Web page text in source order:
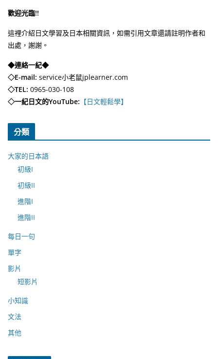
歡迎光臨!!
這裡介紹日文學習及日本相關資訊，如需引用文章還請註明作者和
出處，謝謝。
◆連絡一紀◆
◇E-mail: service小老鼠jplearner.com
◇TEL: 0965-030-108
◇一紀日文的YouTube: 【日文輕鬆學】
分類
大家的日本語
初級I
初級II
進階I
進階II
每日一句
單字
影片
短影片
小知識
文法
其他